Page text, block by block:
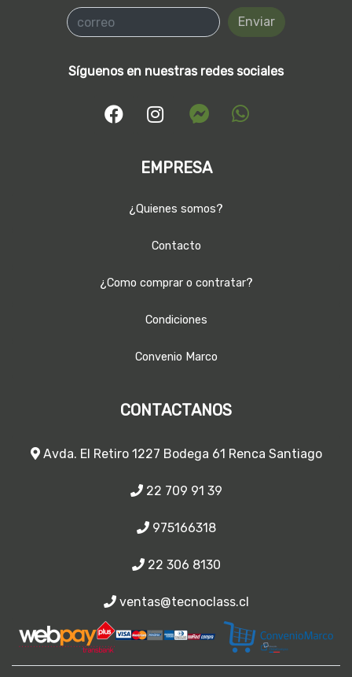
Enviar
Síguenos en nuestras redes sociales
EMPRESA
¿Quienes somos?
Contacto
¿Como comprar o contratar?
Condiciones
Convenio Marco
CONTACTANOS
Avda. El Retiro 1227 Bodega 61 Renca Santiago
22 709 91 39
975166318
22 306 8130
ventas@tecnoclass.cl